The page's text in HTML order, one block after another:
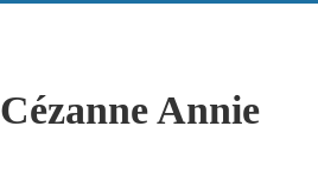
Cézanne Annie